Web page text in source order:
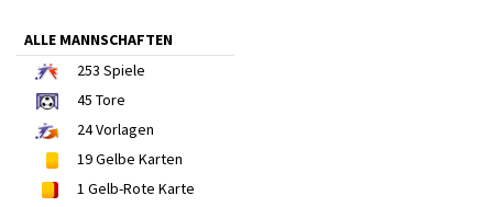
ALLE MANNSCHAFTEN
253 Spiele
45 Tore
24Vorlagen
19Gelbe Karten
1 Gelb-Rote Karte